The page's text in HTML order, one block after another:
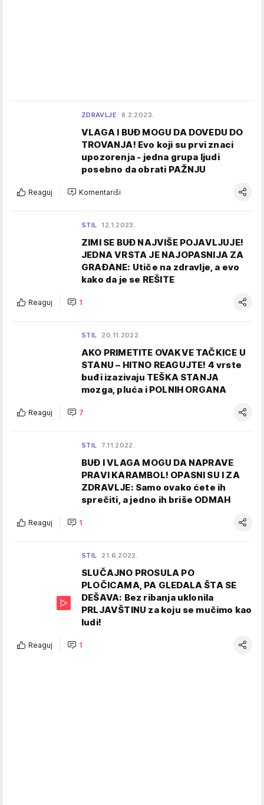
ZDRAVLJE 8.2.2023.
VLAGA I BUĐ MOGU DA DOVEDU DO
TROVANJA! Evo koji su prvi znaci
upozorenja - jedna grupa ljudi
posebno da obrati PAŽNJU
Reaguj Komentariši
STIL 12.1.2023.
ZIMI SE BUĐ NAJVIŠE POJAVLJUJE!
JEDNA VRSTA JE NAJOPASNIJA ZA
GRAĐANE: Utiče na zdravlje, a evo
kako da je se REŠITE
Reaguj 1
STIL 20.11.2022.
AKO PRIMETITE OVAKVE TAČKICE U
STANU – HITNO REAGUJTE! 4 vrste
buđi izazivaju TEŠKA STANJA
mozga, pluća i POLNIH ORGANA
Reaguj 7
STIL 7.11.2022.
BUĐ I VLAGA MOGU DA NAPRAVE
PRAVI KARAMBOL! OPASNI SU I ZA
ZDRAVLJE: Samo ovako ćete ih
sprečiti, a jedno ih briše ODMAH
Reaguj 1
STIL 21.6.2022.
SLUČAJNO PROSULA PO
PLOČICAMA, PA GLEDALA ŠTA SE
DEŠAVA: Bez ribanja uklonila
PRLJAVŠTINU za koju se mučimo kao
ludi!
Reaguj 1